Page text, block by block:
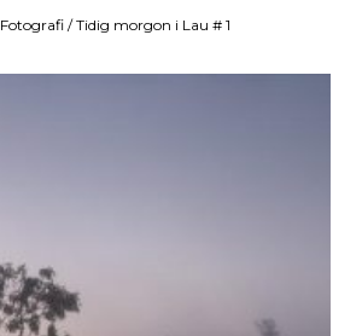
Fotografi/ Tidig morgon i Lau # 1